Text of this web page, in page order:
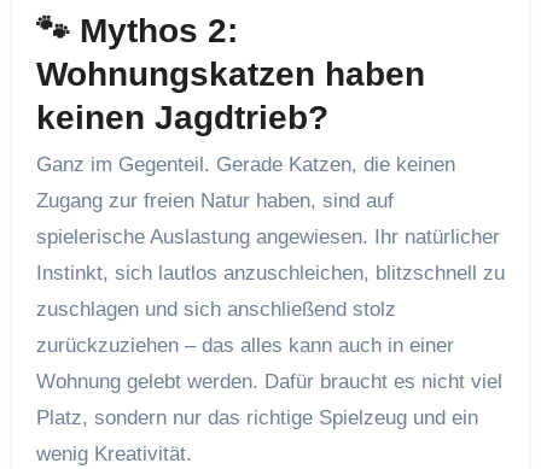
🐾 Mythos 2:
Wohnungskatzen haben
keinen Jagdtrieb?
Ganz im Gegenteil. Gerade Katzen, die keinen
Zugang zur freien Natur haben, sind auf
spielerische Auslastung angewiesen. Ihr natürlicher
Instinkt, sich lautlos anzuschleichen, blitzschnell zu
zuschlagen und sich anschließend stolz
zurückzuziehen – das alles kann auch in einer
Wohnung gelebt werden. Dafür braucht es nicht viel
Platz, sondern nur das richtige Spielzeug und ein
wenig Kreativität.